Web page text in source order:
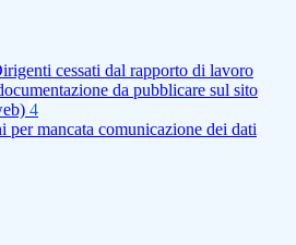
cessati dal rapporto di lavoro
da pubblicare sul sito
4
per mancata comunicazione dei dati